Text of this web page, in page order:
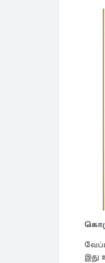
இது